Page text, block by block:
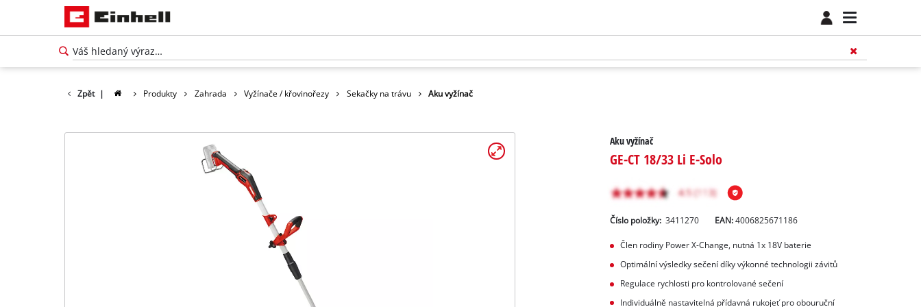
Zpět | Produkty Zahrada Vyžínače / křovinořezy Sekačky na trávu Aku vyžínač
Aku vyžínač
GE-CT 18/33 Li E-Solo
Číslo položky: 3411270 EAN:4006825671186
Člen rodiny Power X-Change, nutná 1x 18V baterie
Optimální výsledky sečení díky výkonné technologii závitů
Regulace rychlosti pro kontrolované sečení
Individuálně nastavitelná přídavná rukojeť pro obouruční